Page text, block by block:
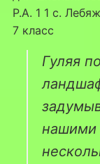
Р.А. 1 1 с.
7 класс
Гуляя
нашими